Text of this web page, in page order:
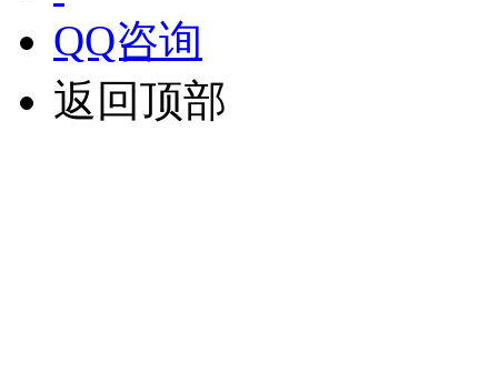
QQ咨询
返回顶部